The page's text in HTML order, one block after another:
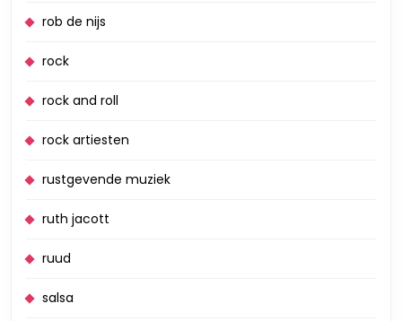
rob de nijs
rock
rock and roll
rock artiesten
rustgevende muziek
ruth jacott
ruud
salsa